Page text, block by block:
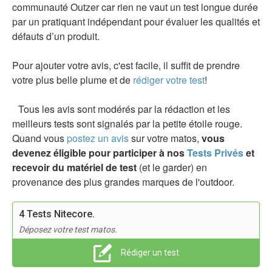
communauté Outzer car rien ne vaut un test longue durée
par un pratiquant indépendant pour évaluer les qualités et
défauts d’un produit.
Pour ajouter votre avis, c'est facile, il suffit de prendre
votre plus belle plume et de rédiger votre test!
Tous les avis sont modérés par la rédaction et les
meilleurs tests sont signalés par la petite étoile rouge.
Quand vous postez un avissur votre matos, vous
devenez éligible pour participer à nosTests Privéset
recevoir du matériel de test (et le garder) en
provenance des plus grandes marques de l'outdoor.
4 Tests Nitecore.
Déposez votre test matos.
Rédiger un test